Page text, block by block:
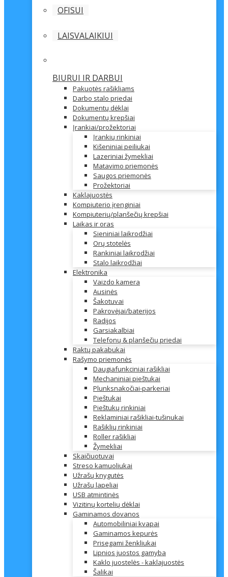
OFISUI
LAISVALAIKIUI
BIURUI IR DARBUI
Pakuotės rašikliams
Darbo stalo priedai
Dokumentų dėklai
Dokumentų krepšiai
Įrankiai/prožektoriai
Įrankių rinkiniai
Kišeniniai peiliukai
Lazeriniai žymekliai
Matavimo priemonės
Saugos priemonės
Prožektoriai
Kaklajuostės
Kompiuterio įrenginiai
Kompiuterių/planšečių krepšiai
Laikas ir oras
Sieniniai laikrodžiai
Orų stotelės
Rankiniai laikrodžiai
Stalo laikrodžiai
Elektronika
Vaizdo kamera
Ausinės
Šakotuvai
Pakrovėjai/baterijos
Radijos
Garsiakalbiai
Telefonų & planšečių priedai
Raktų pakabukai
Rašymo priemonės
Daugiafunkciniai rašikliai
Mechaniniai pieštukai
Plunksnakočiai-parkeriai
Pieštukai
Pieštukų rinkiniai
Reklaminiai rašikliai-tušinukai
Rašiklių rinkiniai
Roller rašikliai
Žymekliai
Skaičiuotuvai
Streso kamuoliukai
Užrašų knygutės
Užrašų lapeliai
USB atmintinės
Vizitinų kortelių dėklai
Gaminamos dovanos
Automobiliniai kvapai
Gaminamos kepurės
Prisegami ženkliukai
Lipnios juostos gamyba
Kaklo juostelės - kaklajuostės
Šalikai